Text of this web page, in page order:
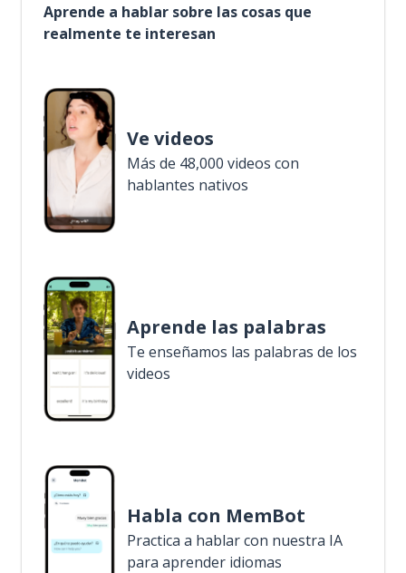
Aprende a hablar sobre las cosas que
realmente te interesan
Ve videos
Más de 48,000 videos con
hablantes nativos
Aprende las palabras
Te enseñamos las palabras de los
videos
Habla con MemBot
Practica a hablar con nuestra IA
para aprender idiomas